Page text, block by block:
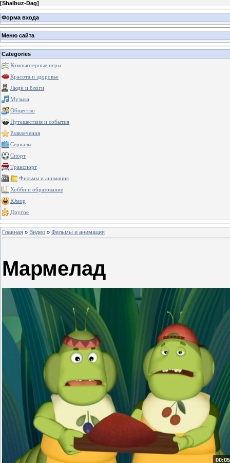
[Shalbuz-Dag]
Форма входа
Меню сайта
Categories
Компьютерные игры
Красота и здоровье
Люди и блоги
Музыка
Общество
Путешествия и события
Развлечения
Сериалы
Спорт
Транспорт
Фильмы и анимация
Хобби и образование
Юмор
Другое
Главная » Видео » Фильмы и анимация
Мармелад